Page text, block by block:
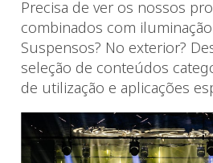
Precisa de ver os nossos
combinados com
Suspensos? No exterior?
seleção de conteúdos
de utilização e aplicações